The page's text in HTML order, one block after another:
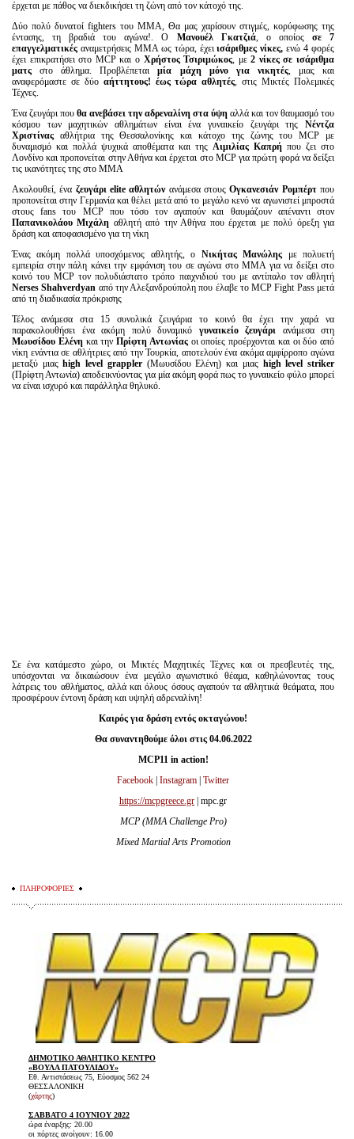
έρχεται με πάθος να διεκδικήσει τη ζώνη από τον κάτοχό της.
Δύο πολύ δυνατοί fighters του ΜΜΑ, Θα μας χαρίσουν στιγμές, κορύφωσης της
έντασης, τη βραδιά του αγώνα!. Ο Μανουέλ Γκατζιά, ο οποίος σε 7
επαγγελματικές αναμετρήσεις MMA ως τώρα, έχειισάριθμες νίκες, ενώ 4 φορές
έχει επικρατήσει στο MCP και ο Χρήστος Τσιριμώκος, με2 νίκες σε ισάριθμα
ματς στο άθλημα. Προβλέπεταιμία μάχη μόνο για νικητές, μιας και
αναφερόμαστε σε δύο αήττητους! έως τώρα αθλητές, στις Μικτές Πολεμικές
Τέχνες.
Ένα ζευγάρι που θα ανεβάσει την αδρεναλίνη στα ύψη αλλά και τον θαυμασμό του
κόσμου των μαχητικών αθλημάτων είναι ένα γυναικείο ζευγάρι της Νέντζα
Χριστίνας αθλήτρια της Θεσσαλονίκης και κάτοχο της ζώνης του MCP με
δυναμισμό και πολλά ψυχικά αποθέματα και της Αιμιλίας Καπρή που ζει στο
Λονδίνο και προπονείται στην Αθήνα και έρχεται στο MCP για πρώτη φορά να δείξει
τις ικανότητες της στο ΜΜΑ
Ακολουθεί, ένα ζευγάριelite αθλητώνανάμεσα στουςΟγκανεσιάν Ρομπέρτπου
προπονείται στην Γερμανία και θέλει μετά από το μεγάλο κενό να αγωνιστεί μπροστά
στους fans του MCP που τόσο τον αγαπούν και θαυμάζουν απέναντι στον
Παπανικολάου Μιχάλη αθλητή από την Αθήνα που έρχεται με πολύ όρεξη για
δράση και αποφασισμένο για τη νίκη
Ένας ακόμη πολλά υποσχόμενος αθλητής, ο Νικήτας Μανώλης
με πολυετή
εμπειρία στην πάλη κάνει την εμφάνιση του σε αγώνα στο ΜΜΑ για να δείξει στο
κοινό του MCP τον πολυδιάστατο τρόπο παιχνιδιού του με αντίπαλο τον αθλητή
Nerses Shahverdyan από την Αλεξανδρούπολη που έλαβε το MCP Fight Pass μετά
από τη διαδικασία πρόκρισης
Τέλος ανάμεσα στα 15 συνολικά ζευγάρια το κοινό θα έχει την χαρά να
παρακολουθήσει ένα ακόμη πολύ δυναμικό γυναικείο ζευγάρι ανάμεσα στη
Μωυσίδου Ελένηκαι την Πρίφτη Αντωνίαςοι οποίες προέρχονται και οι δύο από
νίκη ενάντια σε αθλήτριες από την Τουρκία, αποτελούν ένα ακόμα αμφίρροπο αγώνα
μεταξύ μιαςhigh level grappler(Μωυσίδου Ελένη) και μιας high level striker
(Πρίφτη Αντωνία) αποδεικνύοντας για μία ακόμη φορά πως το γυναικείο φύλο μπορεί
να είναι ισχυρό και παράλληλα θηλυκό.
Σε ένα κατάμεστο χώρο, οι Μικτές Μαχητικές Τέχνες και οι πρεσβευτές της,
υπόσχονται να δικαιώσουν ένα μεγάλο αγωνιστικό θέαμα, καθηλώνοντας τους
λάτρεις του αθλήματος, αλλά και όλους όσους αγαπούν τα αθλητικά θεάματα, που
προσφέρουν έντονη δράση και υψηλή αδρεναλίνη!
Καιρός για δράση εντός οκταγώνου!
Θα συναντηθούμε όλοι στις 04.06.2022
MCP11 in action!
Facebook Instagram Twitter
https://mcpgreece.gr | mpc.gr
MCP (MMA Challenge Pro)
Mixed Martial Arts Promotion
ΠΛΗΡΟΦΟΡΙΕΣ
ΔΗΜΟΤΙΚΟ ΑΘΛΗΤΙΚΟ ΚΕΝΤΡΟ
«ΒΟΥΛΑ ΠΑΤΟΥΛΙΔΟΥ»
Εθ. Αντιστάσεως 75, Εύοσμος 562 24
ΘΕΣΣΑΛΟΝΙΚΗ
(χάρτης)
ΣΑΒΒΑΤΟ 4 ΙΟΥΝΙΟΥ 2022
ώρα έναρξης: 20.00
οι πόρτες ανοίγουν: 16.00